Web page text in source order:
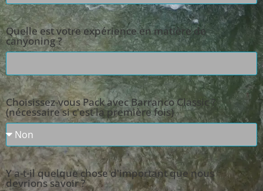
Quelle est votre expérience en matière de
canyoning ?
Choisissez-vous Pack avec Barranco Classic ?
(nécessaire si c'est la première fois)
Y a-t-il quelque chose d'important que nous
devrions savoir ?